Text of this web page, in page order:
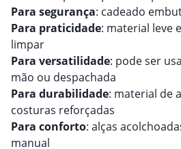
Para segurança: cadeado
Para praticidade: material leve
limpar
Para versatilidade: pode ser
mão ou despachada
Para durabilidade: material de
costuras reforçadas
Para conforto: alças
manual